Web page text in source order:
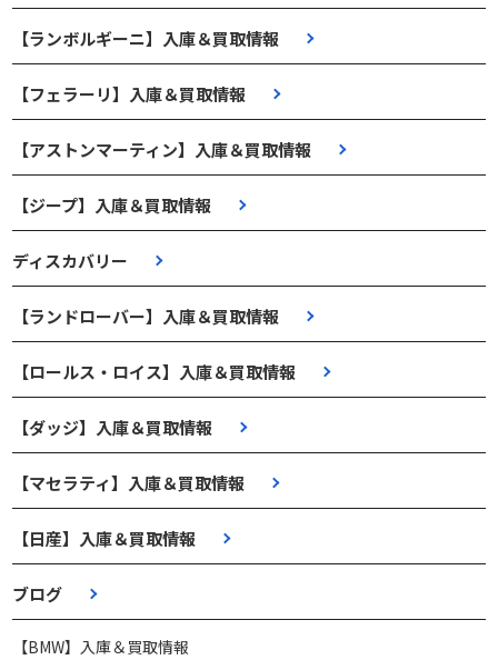
【ランボルギーニ】入庫＆買取情報
【フェラーリ】入庫＆買取情報
【アストンマーティン】入庫＆買取情報
【ジープ】入庫＆買取情報
ディスカバリー
【ランドローバー】入庫＆買取情報
【ロールス・ロイス】入庫＆買取情報
【ダッジ】入庫＆買取情報
【マセラティ】入庫＆買取情報
【日産】入庫＆買取情報
ブログ
【BMW】入庫＆買取情報